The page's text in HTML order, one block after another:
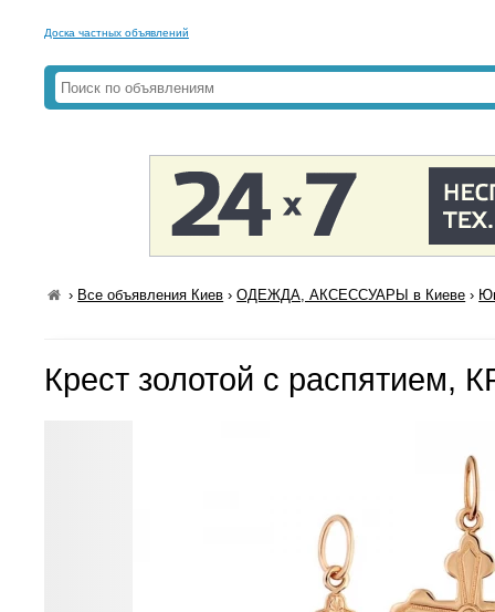
Доска частных объявлений
› Все объявления Киев ›ОДЕЖДА, АКСЕССУАРЫ в Киеве ›
Крест золотой с распятием,